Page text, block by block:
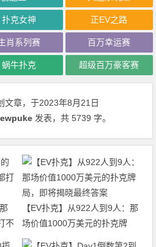
扑克女神 正EV之路
肖系列赛 百万幸运赛
蜗牛扑克 超级百万豪客赛
文章，于2023年8月21日
发表，共 5739 字。
不
【EV扑克】从922人到9人：那
场价值1000万美元的扑克牌
局，即将揭晓最终答案